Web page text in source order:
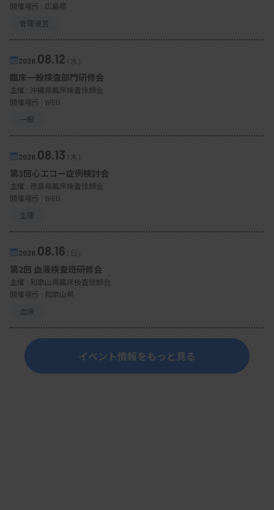
開催場所 : 広島県
管理運営
2026. 08.12（水）
臨床一般検査部門研修会
主催 : 沖縄県臨床検査技師会
開催場所 : WEB
一般
2026. 08.13（木）
第3回心エコー症例検討会
主催 : 徳島県臨床検査技師会
開催場所 : WEB
生理
2026. 08.16（日）
第2回 血液検査班研修会
主催 : 和歌山県臨床検査技師会
開催場所 : 和歌山県
血液
イベント情報をもっと見る